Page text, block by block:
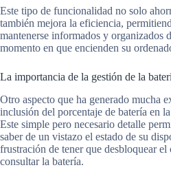
Este tipo de funcionalidad no solo
también mejora la eficiencia,
mantenerse informados y organizados
momento en que encienden su
La importancia de la gestión de la
Otro aspecto que ha generado mucha
inclusión del porcentaje de batería en
Este simple pero necesario detalle
saber de un vistazo el estado de su
frustración de tener que desbloquear el
consultar la batería.